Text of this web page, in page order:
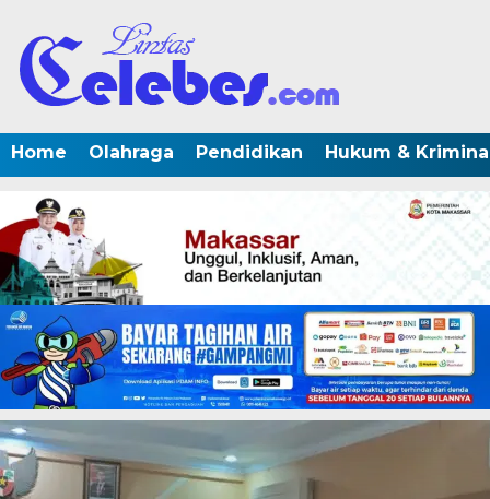
Home Olahraga Pendidikan Hukum &